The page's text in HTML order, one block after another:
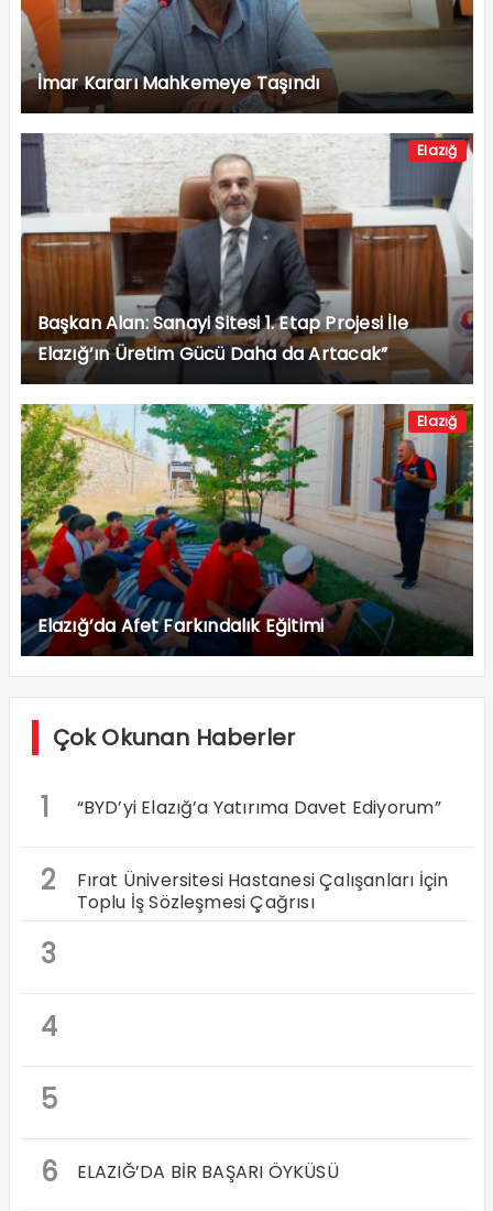
İmar Kararı Mahkemeye Taşındı
Elazığ
Başkan Alan: Sanayi Sitesi 1. Etap Projesi İle
Elazığ’ın Üretim Gücü Daha da Artacak”
Elazığ
Elazığ’da Afet Farkındalık Eğitimi
Çok Okunan Haberler
1 “BYD’yi Elazığ’a Yatırıma Davet Ediyorum”
2
Fırat Üniversitesi Hastanesi Çalışanları İçin
Toplu İş Sözleşmesi Çağrısı
3
4
5
6
ELAZIĞ’DA BİR BAŞARI ÖYKÜSÜ